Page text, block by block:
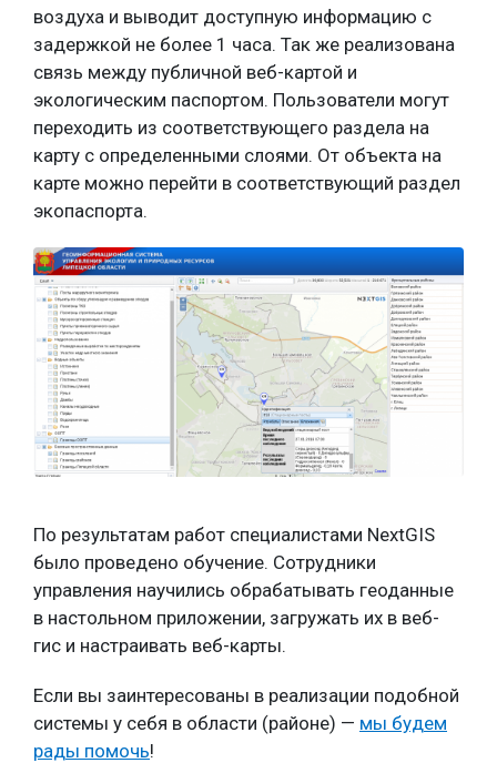
воздуха и выводит доступную информацию с
задержкой не более 1 часа. Так же реализована
связь между публичной веб-картой и
экологическим паспортом. Пользователи могут
переходить из соответствующего раздела на
карту с определенными слоями. От объекта на
карте можно перейти в соответствующий раздел
экопаспорта.
По результатам работ специалистами NextGIS
было проведено обучение. Сотрудники
управления научились обрабатывать геоданные
в настольном приложении, загружать их в веб-
гис и настраивать веб-карты.
Если вы заинтересованы в реализации подобной
системы у себя в области (районе) — мы будем
рады помочь!